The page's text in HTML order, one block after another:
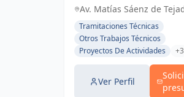
en obra nueva, reformas
y gestiones urbanísticas.
Con Seriedad, Confianza,
Rapidez y Economía como
pilares, ofrecemos
Av. Matías Sáenz de
Fuengirola, España,
Tramitaciones Técnicas
Otros Trabajos Técnicos
Proyectos De Actividades
+3
Ver Perfil